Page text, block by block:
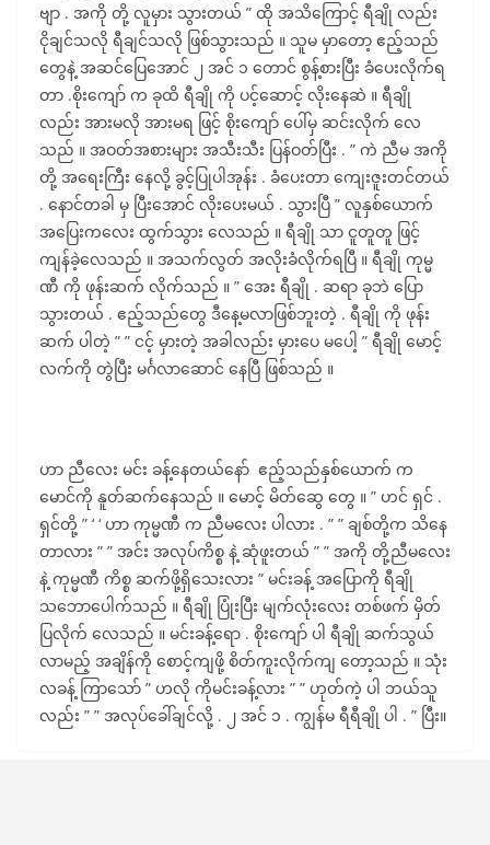
ဗျာ . အကို တို့ လူမှား သွားတယ် ” ထို အသိကြောင့် ရီချို လည်း
ငိုချင်သလို ရီချင်သလို ဖြစ်သွားသည် ။ သူမ မှာတော့ ဧည့်သည်
တွေနဲ့ အဆင်ပြေအောင် ၂ အင် ၁ တောင် စွန့်စားပြီး ခံပေးလိုက်ရ
တာ .စိုးကျော် က ခုထိ ရီချို ကို ပင့်ဆောင့် လိုးနေဆဲ ။ ရီချို
လည်း အားမလို အားမရ ဖြင့် စိုးကျော် ပေါ်မှ ဆင်းလိုက် လေ
သည် ။ အဝတ်အစားများ အသီးသီး ပြန်ဝတ်ပြီး . ” ကဲ ညီမ အကို
တို့ အရေးကြီး နေလို့ ခွင့်ပြုပါအုန်း . ခံပေးတာ ကျေးဇူးတင်တယ်
. နောင်တခါ မှ ပြီးအောင် လိုးပေးမယ် . သွားပြီ ” လူနှစ်ယောက်
အပြေးကလေး ထွက်သွား လေသည် ။ ရီချို သာ ငူတူတူ ဖြင့်
ကျန်ခဲ့လေသည် ။ အသက်လွတ် အလိုးခံလိုက်ရပြီ ။ ရီချို ကုမ္မ
ဏီ ကို ဖုန်းဆက် လိုက်သည် ။ ” အေး ရီချို . ဆရာ ခုဘဲ ပြော
သွားတယ် . ဧည့်သည်တွေ ဒီနေ့မလာဖြစ်ဘူးတဲ့ . ရီချို ကို ဖုန်း
ဆက် ပါတဲ့ ” ” ငင့် မှားတဲ့ အခါလည်း မှားပေ မပေါ့ ” ရီချို မောင့်
လက်ကို တွဲပြီး မင်္ဂလာဆောင် နေပြီ ဖြစ်သည် ။
ဟာ ညီလေး မင်း ခန့်နေတယ်နော် ဧည့်သည်နှစ်ယောက် က
မောင်ကို နူတ်ဆက်နေသည် ။ မောင့် မိတ်ဆွေ တွေ ။ ” ဟင် ရှင် .
ရှင်တို့ ” ‘ ‘ ဟာ ကုမ္မဏီ က ညီမလေး ပါလား . ” ” ချစ်တို့က သိနေ
တာလား ” ” အင်း အလုပ်ကိစ္စ နဲ့ ဆုံဖူးတယ် ” ” အကို တို့ညီမလေး
နဲ့ ကုမ္မဏီ ကိစ္စ ဆက်ဖို့ရှိသေးလား ” မင်းခန့် အပြောကို ရီချို
သဘောပေါက်သည် ။ ရီချို ပြုံးပြီး မျက်လုံးလေး တစ်ဖက် မှိတ်
ပြလိုက် လေသည် ။ မင်းခန့်ရော . စိုးကျော် ပါ ရီချို ဆက်သွယ်
လာမည့် အချိန်ကို စောင့်ကျဖို့ စိတ်ကူးလိုက်ကျ တော့သည် ။ သုံး
လခန့် ကြာသော် ” ဟလို ကိုမင်းခန့်လား ” ” ဟုတ်ကဲ့ ပါ ဘယ်သူ
လည်း ” ” အလုပ်ခေါ်ချင်လို့ . ၂ အင် ၁ . ကျွန်မ ရီရီချို ပါ . ” ပြီး။